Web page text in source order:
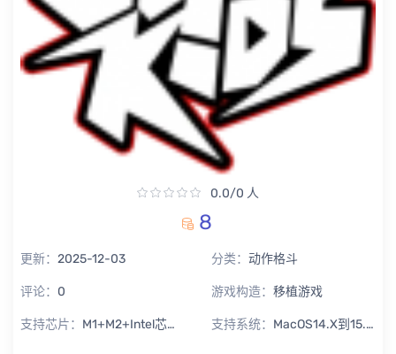
0.0/0 人
8
更新： 2025-12-03 分类： 动作格斗
评论： 0 游戏构造： 移植游戏
支持芯片： M1+M2+Intel芯片通用 支持系统： MacOS14.X到15.X Sequoia